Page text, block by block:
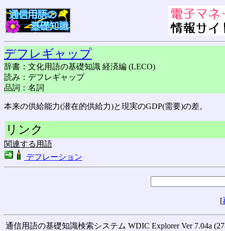
デフレギャップ
辞書：文化用語の基礎知識 経済編 (LECO)
読み：デフレギャップ
品詞：名詞
本来の供給能力(潜在的供給力)と現実のGDP(需要)の差。
リンク
関連する用語
デフレーション
[
通信用語の基礎知識検索システム WDIC Explorer Ver 7.04a